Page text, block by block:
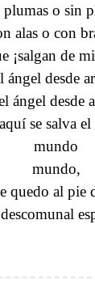
plumas o sin
alas o con
¡salgan de
ángel desde
ángel desde
se salva
mundo
mundo,
quedo al pie